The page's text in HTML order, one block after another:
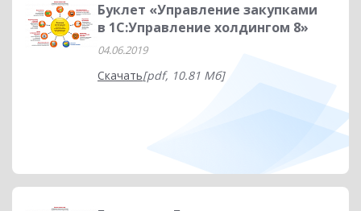
Буклет «Управление закупками
в 1С:Управление холдингом 8»
04.06.2019
Скачать[pdf, 10.81 Мб]